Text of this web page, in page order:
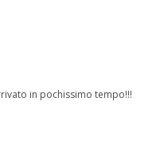
in pochissimo tempo!!!